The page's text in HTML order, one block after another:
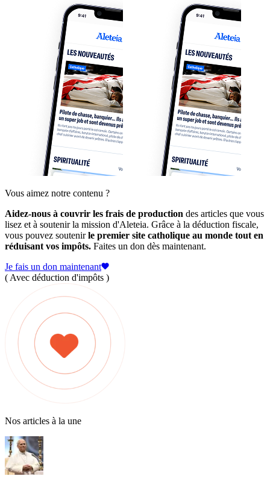
Vous aimez notre contenu ?
Aidez-nous à couvrir les frais de production des articles que vous
lisez et à soutenir la mission d'Aleteia. Grâce à la déduction fiscale,
vous pouvez soutenirle premier site catholique au monde tout en
réduisant vos impôts. Faites un don dès maintenant.
Je fais un don maintenant
( Avec déduction d'impôts )
Nos articles à la une